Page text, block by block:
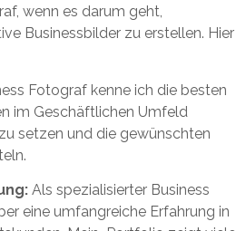
wenn es darum geht,
Businessbilder zu erstellen. Hier
Fotograf kenne ich die besten
im Geschäftlichen Umfeld
setzen und die gewünschten
Als spezialisierter Business
eine umfangreiche Erfahrung in